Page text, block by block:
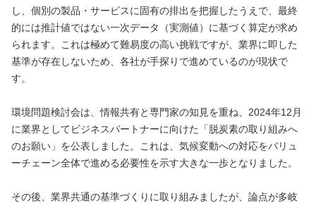
し、個別の製品・サービスに固有の排出を把握したうえで、最終
的には推計値ではない一次データ（実測値）に基づく算定が求め
られます。これは極めて難易度の高い挑戦ですが、業界に即した
基準が存在しないため、各社が手探りで進めているのが現状で
す。
環境問題検討会は、情報共有と専門家の知見を重ね、2024年12月
に業界としてビジネスパートナーに向けた「脱炭素の取り組みへ
のお願い」を公表しました。これは、気候変動への対応をバリュ
ーチェーン全体で進める必要性を示す大きな一歩となりました。
その後、業界共通の基準づくりに取り組みましたが、論点が多岐